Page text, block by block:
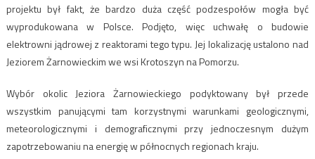
projektu był fakt, że bardzo duża część podzespołów mogła być
wyprodukowana w Polsce. Podjęto, więc uchwałę o budowie
elektrowni jądrowej z reaktorami tego typu. Jej lokalizację ustalono nad
Jeziorem Żarnowieckim we wsi Krotoszyn na Pomorzu.
Wybór okolic Jeziora Żarnowieckiego podyktowany był przede
wszystkim panującymi tam korzystnymi warunkami geologicznymi,
meteorologicznymi i demograficznymi przy jednoczesnym dużym
zapotrzebowaniu na energię w północnych regionach kraju.